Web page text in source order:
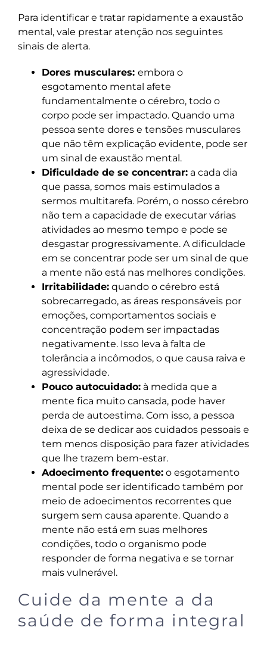
Para identificar e tratar rapidamente a exaustão
mental, vale prestar atenção nos seguintes
sinais de alerta.
Dores musculares: embora o
esgotamento mental afete
fundamentalmente o cérebro, todo o
corpo pode ser impactado. Quando uma
pessoa sente dores e tensões musculares
que não têm explicação evidente, pode ser
um sinal de exaustão mental.
Dificuldade de se concentrar:a cada dia
que passa, somos mais estimulados a
sermos multitarefa. Porém, o nosso cérebro
não tem a capacidade de executar várias
atividades ao mesmo tempo e pode se
desgastar progressivamente. A dificuldade
em se concentrar pode ser um sinal de que
a mente não está nas melhores condições.
Irritabilidade:quando o cérebro está
sobrecarregado, as áreas responsáveis por
emoções, comportamentos sociais e
concentração podem ser impactadas
negativamente. Isso leva à falta de
tolerância a incômodos, o que causa raiva e
agressividade.
Pouco autocuidado:à medida que a
mente fica muito cansada, pode haver
perda de autoestima. Com isso, a pessoa
deixa de se dedicar aos cuidados pessoais e
tem menos disposição para fazer atividades
que lhe trazem bem-estar.
Adoecimento frequente:o esgotamento
mental pode ser identificado também por
meio de adoecimentos recorrentes que
surgem sem causa aparente. Quando a
mente não está em suas melhores
condições, todo o organismo pode
responder de forma negativa e se tornar
mais vulnerável.
Cuide da mente a da
saúde de forma integral